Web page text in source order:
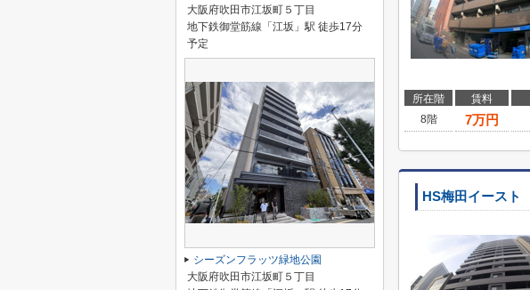
所在階 賃料
8階
7万円
HS梅田イースト
大阪府吹田市江坂町５丁目
地下鉄御堂筋線「江坂」駅 徒歩17分
予定
シーズンフラッツ緑地公園
大阪府吹田市江坂町５丁目